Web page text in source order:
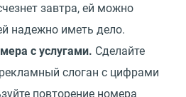
завтра, ей можно
надежно иметь дело.
с услугами. Сделайте
слоган с цифрами
повторение номера